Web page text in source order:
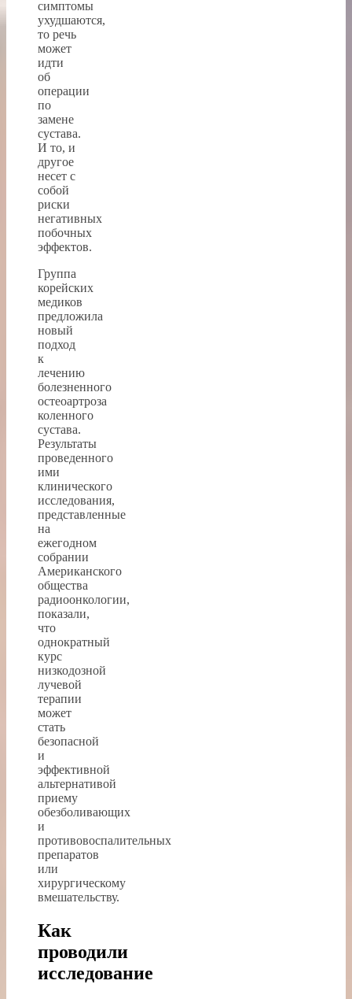
симптомы
ухудшаются,
то речь
может
идти
об
операции
по
замене
сустава.
И то, и
другое
несет с
собой
риски
негативных
побочных
эффектов.
Группа
корейских
медиков
предложила
новый
подход
к
лечению
болезненного
остеоартроза
коленного
сустава.
Результаты
проведенного
ими
клинического
исследования,
представленные
на
ежегодном
собрании
Американского
общества
радиоонкологии,
показали,
что
однократный
курс
низкодозной
лучевой
терапии
может
стать
безопасной
и
эффективной
альтернативой
приему
обезболивающих
и
противовоспалительных
препаратов
или
хирургическому
вмешательству.
Как
проводили
исследование